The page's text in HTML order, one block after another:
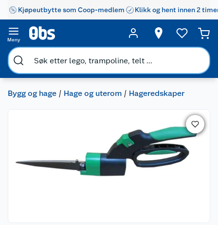
Kjøpeutbytte som Coop-medlem Klikk og hent innen 2
Meny
Bygg og hage Hage og uterom Hageredskaper